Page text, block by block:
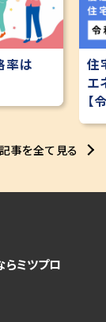
率は
住
エ
【
記事を全て見る
らミツプロ